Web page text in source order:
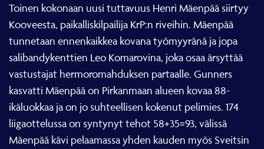
Toinen kokonaan uusi tuttavuus Henri Mäenpää siirtyy
Kooveesta, paikalliskilpailija KrP:n riveihin. Mäenpää
tunnetaan ennenkaikkea kovana työmyyränä ja jopa
salibandykenttien Leo Komarovina, joka osaa ärsyttää
vastustajat hermoromahduksen partaalle. Gunners
kasvatti Mäenpää on Pirkanmaan alueen kovaa 88-
ikäluokkaa ja on jo suhteellisen kokenut pelimies. 174
liigaottelussa on syntynyt tehot 58+35=93, välissä
Mäenpää kävi pelaamassa yhden kauden myös Sveitsin